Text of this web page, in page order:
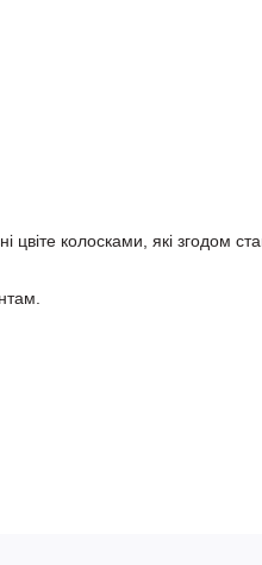
цвіте колосками, які згодом